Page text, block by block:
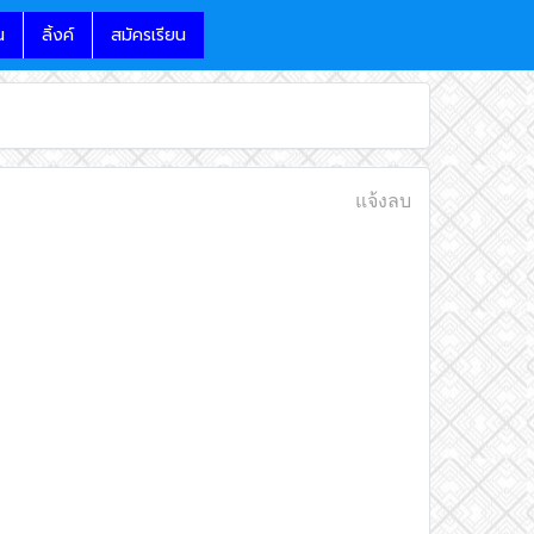
ลิ้งค์ สมัครเรียน
แจ้งลบ